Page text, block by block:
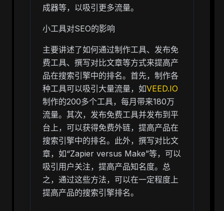
成器等，以吸引更多流量。
小工具对SEO的影响
主要讲述了如何通过制作工具、发布免
费工具、撰写对比文章等方式来提高产
品在搜索引擎中的排名。首先，制作各
种工具可以吸引大量流量，如VEED.IO
制作的200多个工具，每月带来180万
流量。其次，发布免费工具并发布到平
台上，可以获得免费外链，提高产品在
搜索引擎中的排名。此外，撰写对比文
章，如“Zapier versus Make”等，可以
吸引用户关注，提高产品知名度。总
之，通过这些方法，可以在一定程度上
提高产品的搜索引擎排名。